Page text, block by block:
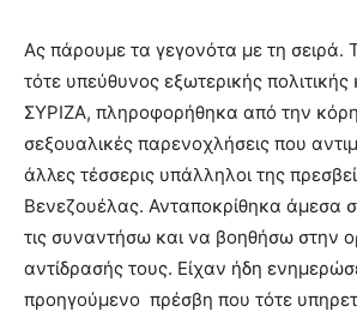
Ας πάρουμε τα γεγονότα με τη σειρά.
τότε υπεύθυνος εξωτερικής
ΣΥΡΙΖΑ, πληροφορήθηκα από την κόρη
σεξουαλικές παρενοχλήσεις που
άλλες τέσσερις υπάλληλοι της
Βενεζουέλας. Ανταποκρίθηκα άμεσα
τις συναντήσω και να βοηθήσω στην
αντίδρασής τους. Είχαν ήδη
προηγούμενο πρέσβη που τότε